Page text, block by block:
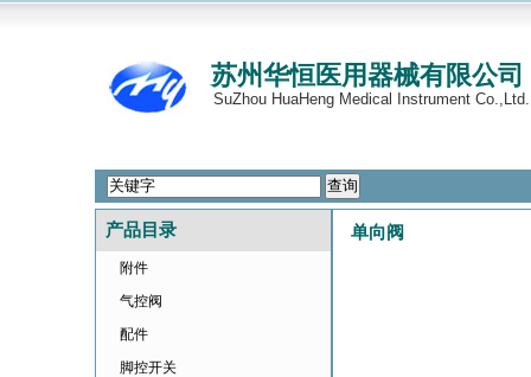
苏州华恒医用器械有限公司
SuZhou HuaHeng Medical Instrument Co.,Ltd.
产品目录
附件
气控阀
配件
脚控开关
单向阀